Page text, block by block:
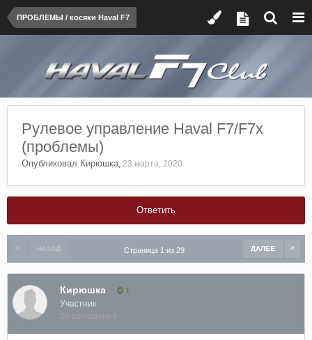
ПРОБЛЕМЫ / косяки Haval F7
Рулевое управление Haval F7/F7x
(проблемы)
Опубликовал Кирюшка, 23 марта, 2020
Ответить
НАЗАД ДАЛЕЕ
Страница 1 из 29
Кирюшка 1
Участник
20 сообщений